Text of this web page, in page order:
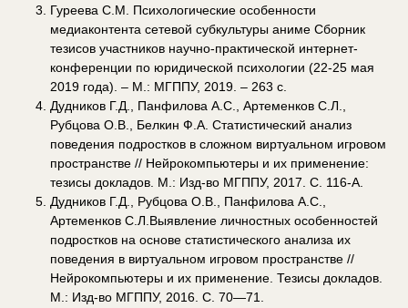
Гуреева С.М. Психологические особенности
медиаконтента сетевой субкультуры аниме Сборник
тезисов участников научно-практической интернет-
конференции по юридической психологии (22-25 мая
2019 года). – М.: МГППУ, 2019. – 263 с.
Дудников Г.Д., Панфилова А.С., Артеменков С.Л.,
Рубцова О.В., Белкин Ф.А. Статистический анализ
поведения подростков в сложном виртуальном игровом
пространстве // Нейрокомпьютеры и их применение:
тезисы докладов. М.: Изд-во МГППУ, 2017. С. 116-А.
Дудников Г.Д., Рубцова О.В., Панфилова А.С.,
Артеменков С.Л.Выявление личностных особенностей
подростков на основе статистического анализа их
поведения в виртуальном игровом пространстве //
Нейрокомпьютеры и их применение. Тезисы докладов.
М.: Изд-во МГППУ, 2016. С. 70—71.